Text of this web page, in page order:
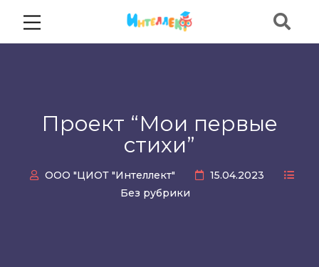
Проект “Мои первые
стихи”
ООО "ЦИОТ "Интеллект"
15.04.2023
Без рубрики